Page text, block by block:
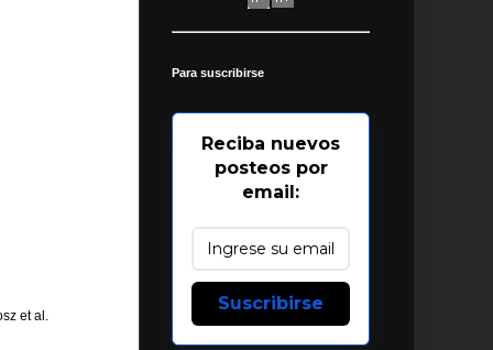
et al.
Para suscribirse
Reciba nuevos
posteos por
email:
Suscribirse